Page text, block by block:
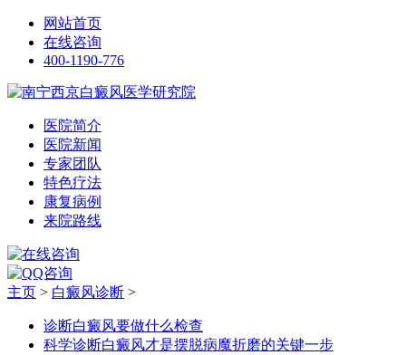
网站首页
在线咨询
400-1190-776
医院简介
医院新闻
专家团队
特色疗法
康复病例
来院路线
主页 > 白癜风诊断 >
诊断白癜风要做什么检查
科学诊断白癜风才是摆脱病魔折磨的关键一步